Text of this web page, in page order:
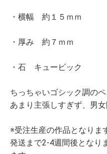
・横幅 約１５ｍｍ
・厚み 約７ｍｍ
・石 キュービック
ちっちゃいゴシック調のペ
あまり主張しすぎず、男
※受注生産の作品となりま
発送まで2-4週間後となり